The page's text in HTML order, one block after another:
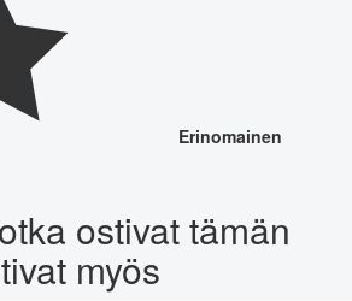
Erinomainen
ostivat tämän
myös